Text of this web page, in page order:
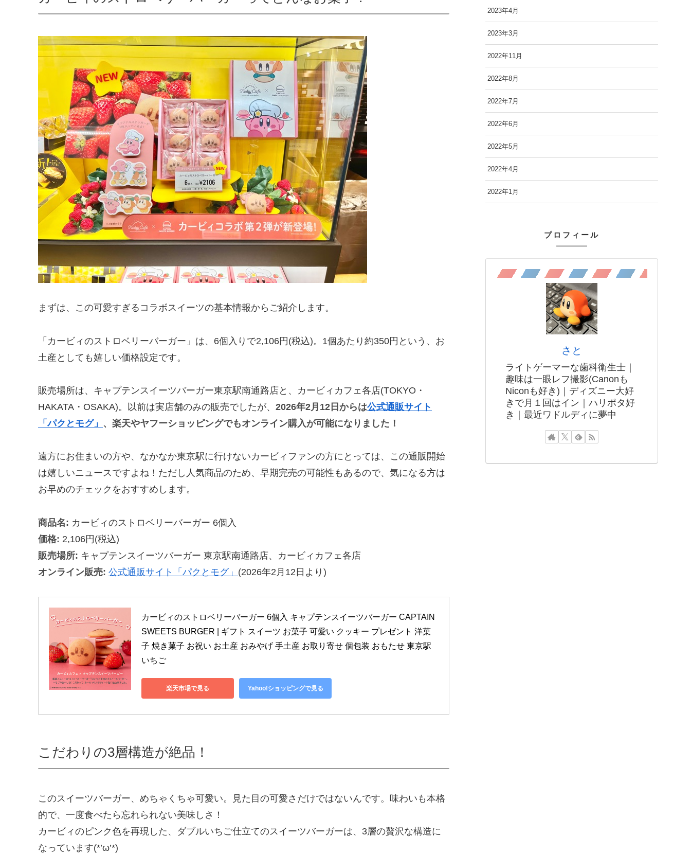
まずは、この可愛すぎるコラボスイーツの基本情報からご紹介します。
「カービィのストロベリーバーガー」は、6個入りで2,106円(税込)。1個あたり約350円という、お
土産としても嬉しい価格設定です。
販売場所は、キャプテンスイーツバーガー東京駅南通路店と、カービィカフェ各店(TOKYO・
HAKATA・OSAKA)。以前は実店舗のみの販売でしたが、 2026年2月12日からは公式通販サイト
「パクとモグ」 、楽天やヤフーショッピングでもオンライン購入が可能になりました！
遠方にお住まいの方や、なかなか東京駅に行けないカービィファンの方にとっては、この通販開始
は嬉しいニュースですよね！ただし人気商品のため、早期完売の可能性もあるので、気になる方は
お早めのチェックをおすすめします。
商品名: カービィのストロベリーバーガー 6個入
価格: 2,106円(税込)
販売場所: キャプテンスイーツバーガー 東京駅南通路店、カービィカフェ各店
オンライン販売: 公式通販サイト「パクとモグ」 (2026年2月12日より)
カービィのストロベリーバーガー 6個入 キャプテンスイーツバーガー CAPTAIN
SWEETS BURGER | ギフト スイーツ お菓子 可愛い クッキー プレゼント 洋菓
子 焼き菓子 お祝い お土産 おみやげ 手土産 お取り寄せ 個包装 おもたせ 東京駅
いちご
楽天市場で見る Yahoo!ショッピングで見る
こだわりの3層構造が絶品！
このスイーツバーガー、めちゃくちゃ可愛い。見た目の可愛さだけではないんです。味わいも本格
的で、一度食べたら忘れられない美味しさ！
カービィのピンク色を再現した、ダブルいちご仕立てのスイーツバーガーは、3層の贅沢な構造に
なっています(*’ω’*)
2023年4月
2023年3月
2022年11月
2022年8月
2022年7月
2022年6月
2022年5月
2022年4月
2022年1月
プロフィール
さと
ライトゲーマーな歯科衛生士｜
趣味は一眼レフ撮影(Canonも
Niconも好き)｜ディズニー大好
きで月１回はイン｜ハリポタ好
き｜最近ワドルディに夢中